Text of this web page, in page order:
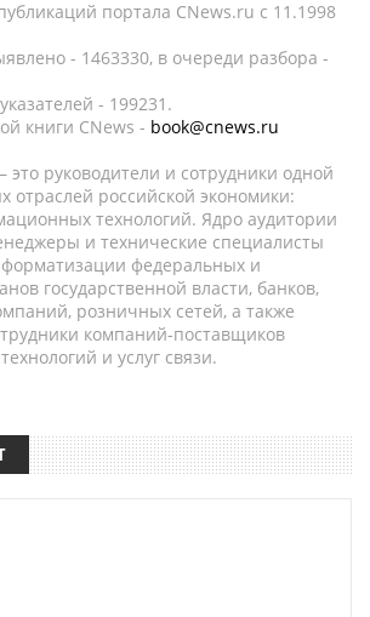
портала CNews.ru c 11.1998
- 1463330, в очереди разбора -
- 199231.
книги CNews - book@cnews.ru
руководители и сотрудники одной
отраслей российской экономики:
технологий. Ядро аудитории
и технические специалисты
федеральных и
государственной власти, банков,
розничных сетей, а также
компаний-поставщиков
и услуг связи.